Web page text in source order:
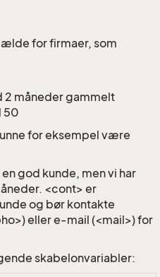
for firmaer, som
2 måneder gammelt
50
for eksempel være
god kunde, men vi har
<cont> er
og bør kontakte
eller e-mail (<mail>) for
skabelonvariabler: